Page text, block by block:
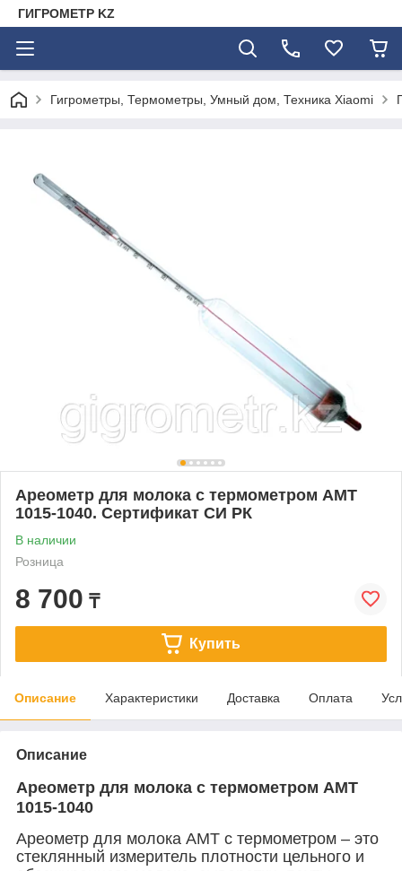
ГИГРОМЕТР KZ
Гигрометры, Термометры, Умный дом, Техника Xiaomi
Ареометр для молока с термометром АМТ
1015-1040. Сертификат СИ РК
В наличии
Розница
8 700 ₸
Купить
Описание Характеристики Доставка Оплата
Описание
Ареометр для молока с термометром АМТ
1015-1040
Ареометр для молока АМТ с термометром – это
стеклянный измеритель плотности цельного и